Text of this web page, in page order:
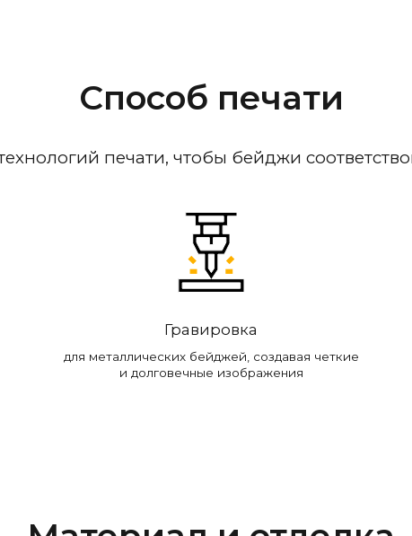
Способ печати
печати, чтобы бейджи
Гравировка
для металлических бейджей, создавая четкие
и долговечные изображения